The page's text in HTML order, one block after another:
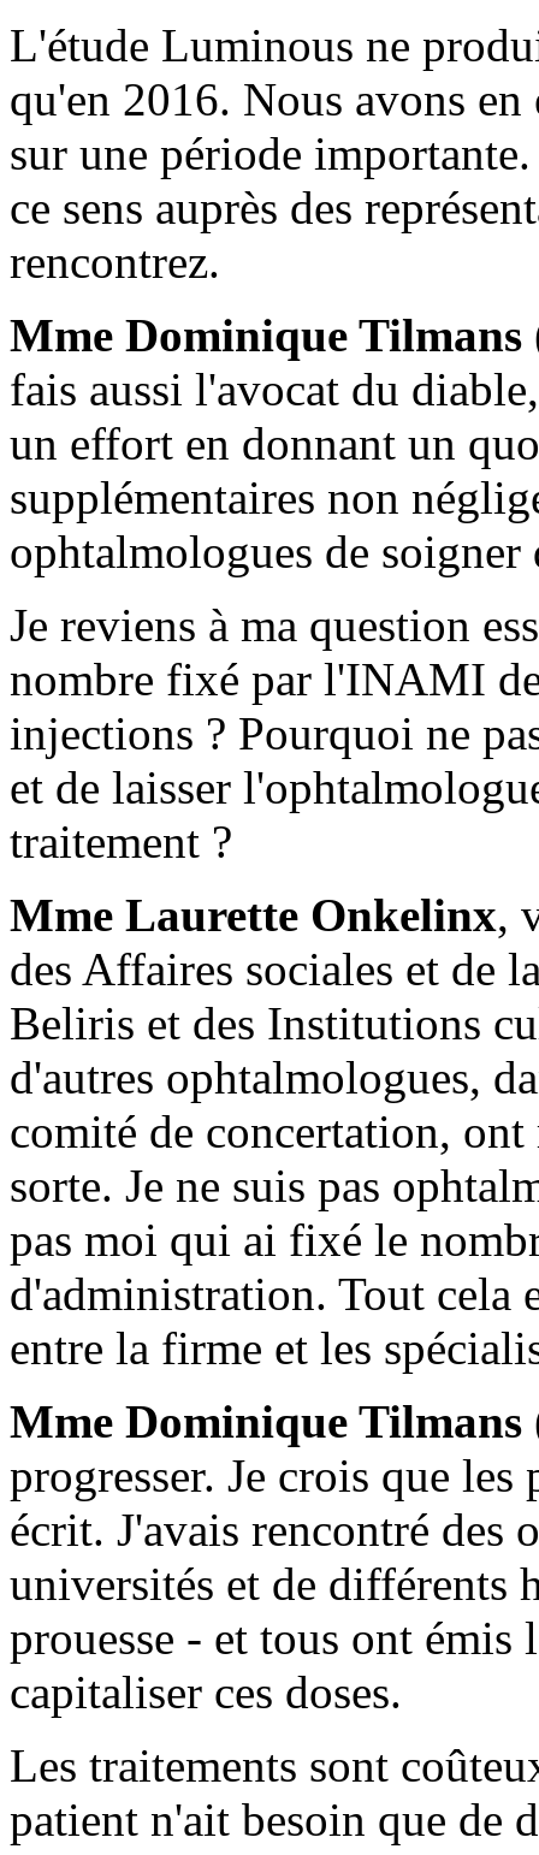
L'étude Luminous ne
qu'en 2016. Nous avons
sur une période
ce sens auprès des
rencontrez.
Mme Dominique Tilmans
fais aussi l'avocat du
un effort en donnant un
supplémentaires non
ophtalmologues de soigner
Je reviens à ma question
nombre fixé par l'INAMI
injections ? Pourquoi ne
et de laisser
traitement ?
Mme Laurette Onkelinx,
des Affaires sociales et de
Beliris et des Institutions
d'autres ophtalmologues,
comité de concertation, ont
sorte. Je ne suis pas
pas moi qui ai fixé le
d'administration. Tout cela
entre la firme et les
Mme Dominique Tilmans
progresser. Je crois que
écrit. J'avais rencontré des
universités et de différents
prouesse - et tous ont émis
capitaliser ces doses.
Les traitements sont
patient n'ait besoin que de